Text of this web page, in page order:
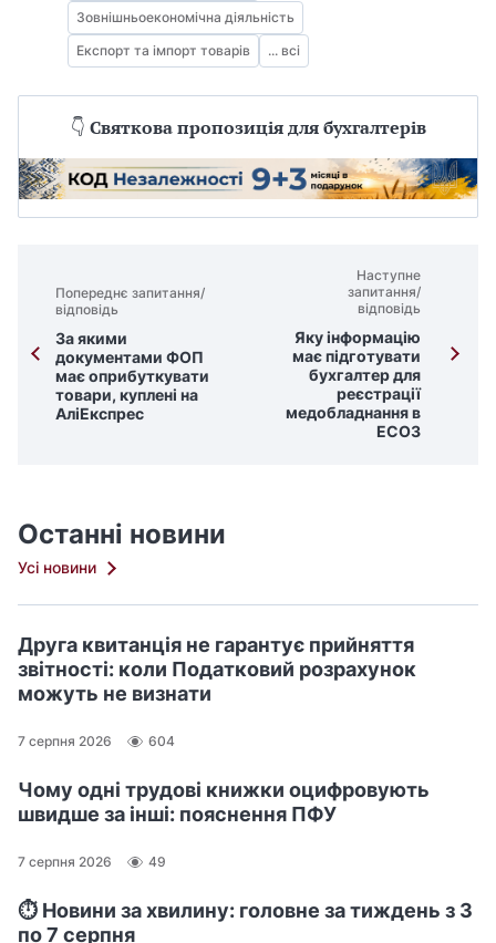
Зовнішньоекономічна діяльність
Експорт та імпорт товарів
... всі
👇 Святкова пропозиція для бухгалтерів
Попереднє запитання/
відповідь
За якими
документами ФОП
має оприбуткувати
товари, куплені на
АліЕкспрес
Наступне
запитання/
відповідь
Яку інформацію
має підготувати
бухгалтер для
реєстрації
медобладнання в
ЕСОЗ
Останні новини
Усі новини
Друга квитанція не гарантує прийняття
звітності: коли Податковий розрахунок
можуть не визнати
7 серпня 2026 604
Чому одні трудові книжки оцифровують
швидше за інші: пояснення ПФУ
7 серпня 2026 49
⏱️ Новини за хвилину: головне за тиждень з 3
по 7 серпня